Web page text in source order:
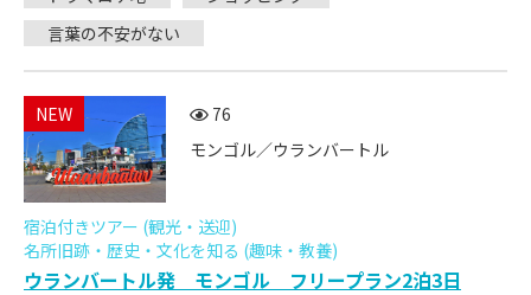
言葉の不安がない
NEW
76
モンゴル／ウランバートル
宿泊付きツアー (観光・送迎)
名所旧跡・歴史・文化を知る (趣味・教養)
ウランバートル発 モンゴル フリープラン2泊3日